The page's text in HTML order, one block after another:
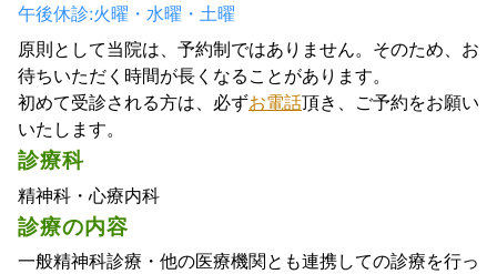
午後休診:火曜・水曜・土曜
原則として当院は、予約制ではありません。そのため、お
待ちいただく時間が長くなることがあります。
初めて受診される方は、必ずお電話頂き、ご予約をお願い
いたします。
診療科
精神科・心療内科
診療の内容
一般精神科診療・他の医療機関とも連携しての診療を行っ